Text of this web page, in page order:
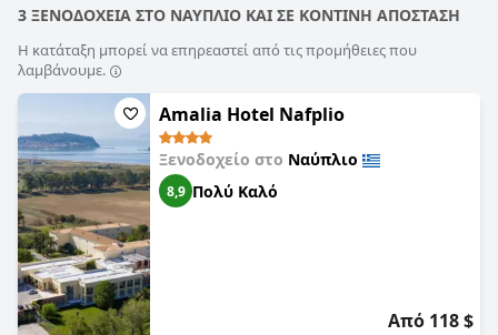
3 ΞΕΝΟΔΟΧΕΙΑ ΣΤΟ ΝΑΥΠΛΙΟ ΚΑΙ ΣΕ ΚΟΝΤΙΝΗ ΑΠΟΣΤΑΣΗ
Η κατάταξη μπορεί να επηρεαστεί από τις προμήθειες που
λαμβάνουμε.
Amalia Hotel Nafplio
Ξενοδοχείο στο Ναύπλιο
8,9 Πολύ Καλό
Από 118 $